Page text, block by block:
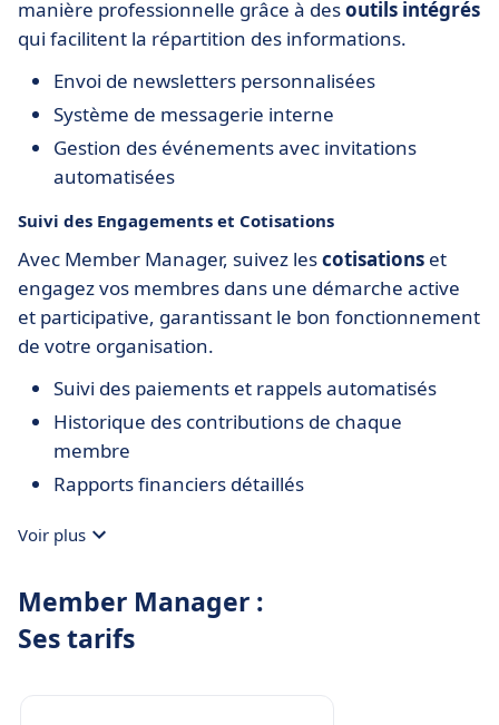
manière professionnelle grâce à desoutils intégrés
qui facilitent la répartition des informations.
Envoi de newsletters personnalisées
Système de messagerie interne
Gestion des événements avec invitations
automatisées
Suivi des Engagements et Cotisations
Avec Member Manager, suivez lescotisations et
engagez vos membres dans une démarche active
et participative, garantissant le bon fonctionnement
de votre organisation.
Suivi des paiements et rappels automatisés
Historique des contributions de chaque
membre
Rapports financiers détaillés
Voir plus
Member Manager :
Ses tarifs